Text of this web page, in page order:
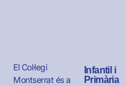
El Col·legi
Montserrat és a
Infantil i
Primària